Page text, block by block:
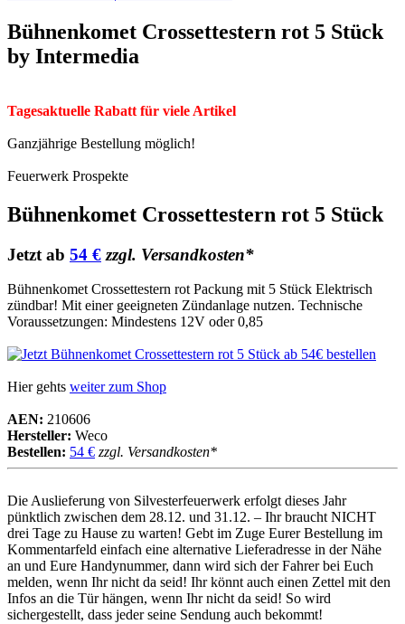
Bühnenkomet Crossettestern rot 5 Stück
by Intermedia
Tagesaktuelle Rabatt für viele Artikel
Ganzjährige Bestellung möglich!
Feuerwerk Prospekte
Bühnenkomet Crossettestern rot 5 Stück
Jetzt ab 54 € zzgl. Versandkosten*
Bühnenkomet Crossettestern rot Packung mit 5 Stück Elektrisch
zündbar! Mit einer geeigneten Zündanlage nutzen. Technische
Voraussetzungen: Mindestens 12V oder 0,85
Hier gehts weiter zum Shop
AEN: 210606
Hersteller: Weco
Bestellen: 54 € zzgl. Versandkosten*
Die Auslieferung von Silvesterfeuerwerk erfolgt dieses Jahr
pünktlich zwischen dem 28.12. und 31.12. – Ihr braucht NICHT
drei Tage zu Hause zu warten! Gebt im Zuge Eurer Bestellung im
Kommentarfeld einfach eine alternative Lieferadresse in der Nähe
an und Eure Handynummer, dann wird sich der Fahrer bei Euch
melden, wenn Ihr nicht da seid! Ihr könnt auch einen Zettel mit den
Infos an die Tür hängen, wenn Ihr nicht da seid! So wird
sichergestellt, dass jeder seine Sendung auch bekommt!